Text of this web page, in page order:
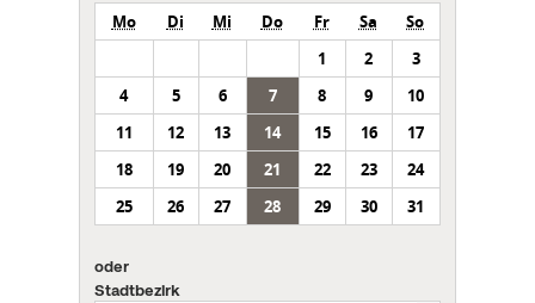
Mo Di Mi Do Fr Sa
So
1
2
3
4
5 6 7 8 9
10
11
12 13 14 15 16
17
18
19 20 21 22 23
24
25
26 27 28 29 30 31
oder
Stadtbezirk